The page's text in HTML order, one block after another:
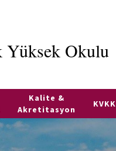
Yüksek Okulu
Kalite &
Akretitasyon
KVKK